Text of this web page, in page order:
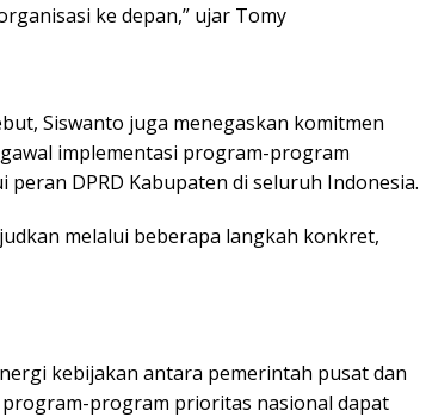
ke depan,” ujar Tomy
Siswanto juga menegaskan komitmen
implementasi program-program
DPRD Kabupaten di seluruh Indonesia.
melalui beberapa langkah konkret,
kebijakan antara pemerintah pusat dan
program prioritas nasional dapat